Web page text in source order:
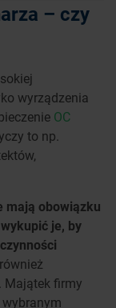
– czy
wyrządzenia
OC
to np.
mają obowiązku
je, by
Majątek firmy